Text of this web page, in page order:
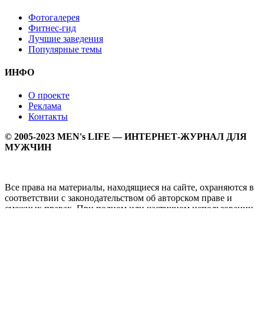
Фотогалерея
Фитнес-гид
Лучшие заведения
Популярные темы
ИНФО
О проекте
Реклама
Контакты
© 2005-2023 MEN's LIFE — ИНТЕРНЕТ-ЖУРНАЛ ДЛЯ
МУЖЧИН
Все права на материалы, находящиеся на сайте, охраняются в
соответствии с законодательством об авторском праве и
смежных правах. При полном или частичном использовании